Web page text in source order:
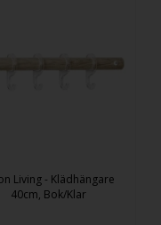
Living - Klädhängare
40cm, Bok/Klar